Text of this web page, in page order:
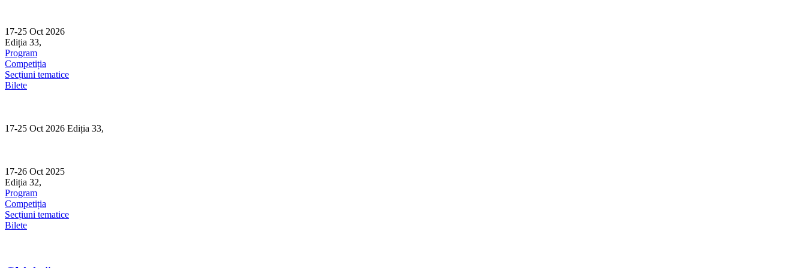
content
17-25 Oct 2026
Ediția 33,
Program
Competiția
Secțiuni tematice
Bilete
17-25 Oct 2026 Ediția 33,
17-26 Oct 2025
Ediția 32,
Program
Competiția
Secțiuni tematice
Bilete